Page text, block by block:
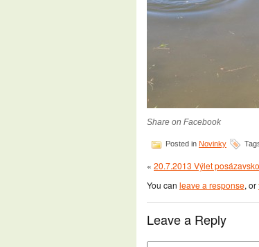
Share on Facebook
Posted in Novinky
« 20.7.2013 Výlet
You can leave a response, or
Leave a Reply